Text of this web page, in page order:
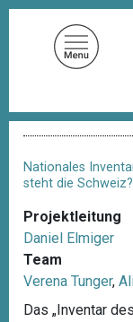
D
a
d
a
v
i
g
t
i
Nationales
steht die Schweiz?
Projektleitung
Daniel Elmiger
Team
Verena Tunger,
Das „Inventar